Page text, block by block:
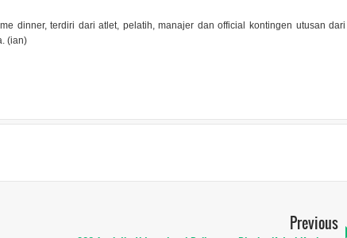
dinner, terdiri dari atlet, pelatih, manajer dan official kontingen utusan dari
(ian)
Previous